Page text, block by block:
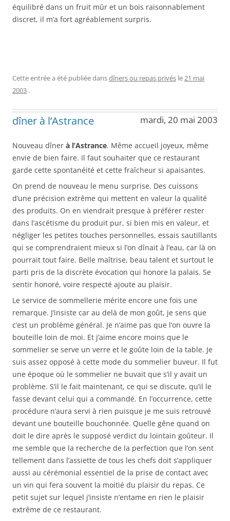
équilibré dans un fruit mûr et un bois raisonnablement
discret, il m’a fort agréablement surpris.
Cette entrée a été publiée dansdîners ou repas privés le 21 mai
2003 .
dîner à l’Astrance mardi, 20 mai 2003
Nouveau dîner à l’Astrance. Même accueil joyeux, même
envie de bien faire. Il faut souhaiter que ce restaurant
garde cette spontanéité et cette fraîcheur si apaisantes.
On prend de nouveau le menu surprise. Des cuissons
d’une précision extrême qui mettent en valeur la qualité
des produits. On en viendrait presque à préférer rester
dans l’ascétisme du produit pur, si bien mis en valeur, et
négliger les petites touches personnelles, essais sautillants
qui se comprendraient mieux si l’on dînait à l’eau, car là on
pourrait tout faire. Belle maîtrise, beau talent et surtout le
parti pris de la discrète évocation qui honore la palais. Se
sentir honoré, voire respecté ajoute au plaisir.
Le service de sommellerie mérite encore une fois une
remarque. J’insiste car au delà de mon goût, je sens que
c’est un problème général. Je n’aime pas que l’on ouvre la
bouteille loin de moi. Et j’aime encore moins que le
sommelier se serve un verre et le goûte loin de la table. Je
suis assez opposé à cette mode du sommelier buveur. Il fut
une époque où le sommelier ne buvait que s’il y avait un
problème. S’il le fait maintenant, ce qui se discute, qu’il le
fasse devant celui qui a commandé. En l’occurrence, cette
procédure n’aura servi à rien puisque je me suis retrouvé
devant une bouteille bouchonnée. Quelle gêne quand on
doit le dire après le supposé verdict du lointain goûteur. Il
me semble que la recherche de la perfection que l’on sent
tellement dans l’assiette de tous les chefs doit s’appliquer
aussi au cérémonial essentiel de la prise de contact avec
un vin qui fera souvent la moitié du plaisir du repas. Ce
petit sujet sur lequel j’insiste n’entame en rien le plaisir
extrême de ce restaurant.